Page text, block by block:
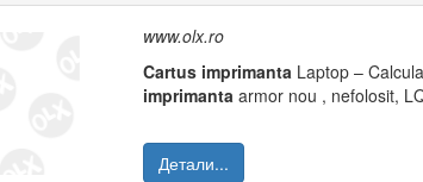
www.olx.ro
Cartus imprimanta Laptop –
imprimanta armor nou , nefolosit,
Детали...